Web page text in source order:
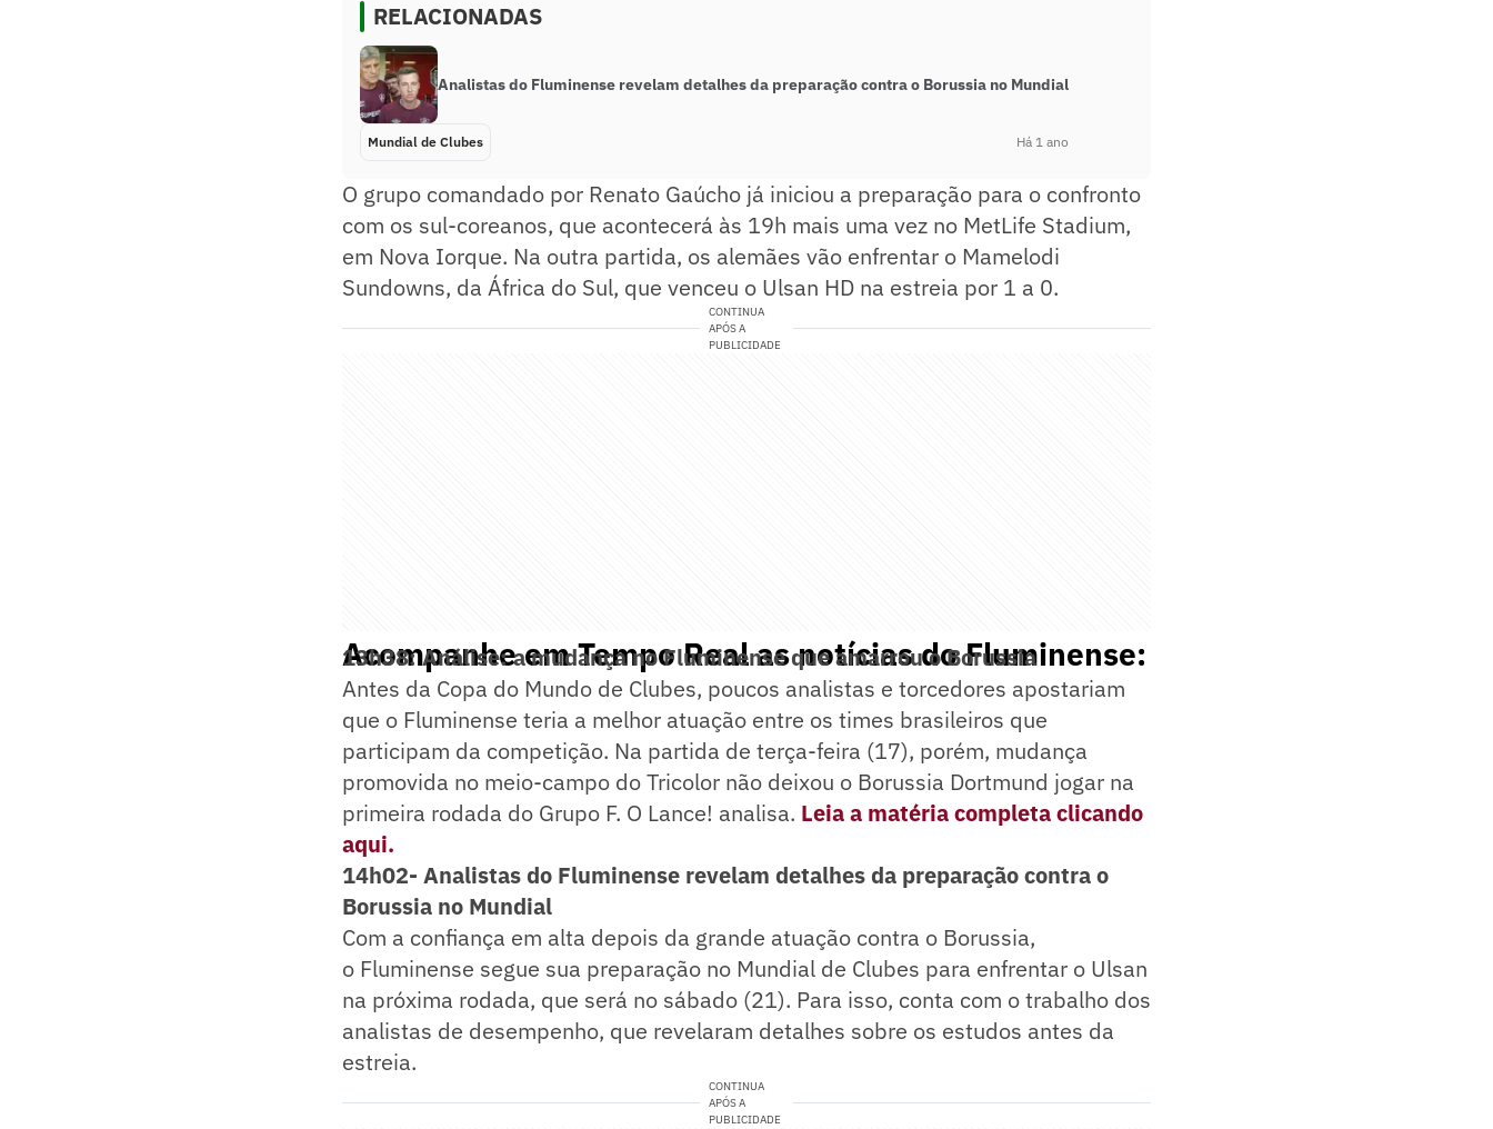
RELACIONADAS
Analistas do Fluminense revelam detalhes da preparação contra o Borussia no Mundial
Mundial de Clubes Há 1 ano
O grupo comandado por Renato Gaúcho já iniciou a preparação para o confronto
com os sul-coreanos, que acontecerá às 19h mais uma vez no MetLife Stadium,
em Nova Iorque. Na outra partida, os alemães vão enfrentar o Mamelodi
Sundowns, da África do Sul, que venceu o Ulsan HD na estreia por 1 a 0.
CONTINUA
APÓS A
PUBLICIDADE
Acompanhe em Tempo Real as notícias do Fluminense:
13h38: Análise: a mudança no Fluminense que amarrou o Borussia
Antes da Copa do Mundo de Clubes, poucos analistas e torcedores apostariam
que o Fluminense teria a melhor atuação entre os times brasileiros que
participam da competição. Na partida de terça-feira (17), porém, mudança
promovida no meio-campo do Tricolor não deixou o Borussia Dortmund jogar na
primeira rodada do Grupo F. O Lance! analisa. Leia a matéria completa clicando
aqui.
14h02- Analistas do Fluminense revelam detalhes da preparação contra o
Borussia no Mundial
Com a confiança em alta depois da grande atuação contra o Borussia,
o Fluminense segue sua preparação no Mundial de Clubes para enfrentar o Ulsan
na próxima rodada, que será no sábado (21). Para isso, conta com o trabalho dos
analistas de desempenho, que revelaram detalhes sobre os estudos antes da
estreia.
CONTINUA
APÓS A
PUBLICIDADE